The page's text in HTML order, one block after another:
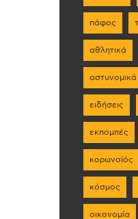
πάφος
αθλητικά
αστυνομικά
ειδήσεις
εκπομπές
κορωνοϊός
κόσμος
οικονομία